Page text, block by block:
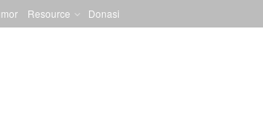
Resource Donasi